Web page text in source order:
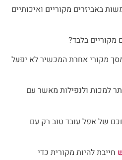
באביזרים מקוריים ואיכותיים
בלבד?
מקורי אחרת המכשיר לא יפעל
למכות ולנפילות מאשר עם
של אפל עובד טוב רק עם
חייבת להיות מקורית כדי